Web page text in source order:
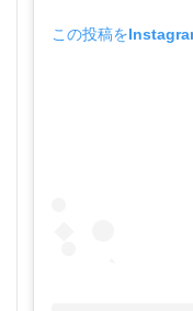
この投稿を